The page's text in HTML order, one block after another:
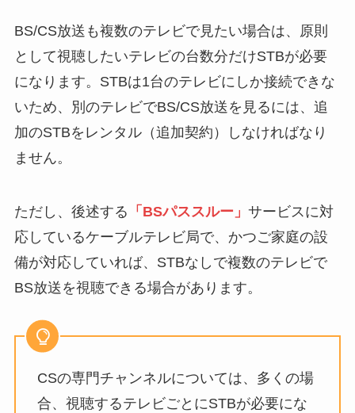
BS/CS放送も複数のテレビで見たい場合は、原則
として視聴したいテレビの台数分だけSTBが必要
になります。STBは1台のテレビにしか接続できな
いため、別のテレビでBS/CS放送を見るには、追
加のSTBをレンタル（追加契約）しなければなり
ません。
ただし、後述する 「BSパススルー」 サービスに対
応しているケーブルテレビ局で、かつご家庭の設
備が対応していれば、STBなしで複数のテレビで
BS放送を視聴できる場合があります。
CSの専門チャンネルについては、多くの場
合、視聴するテレビごとにSTBが必要にな